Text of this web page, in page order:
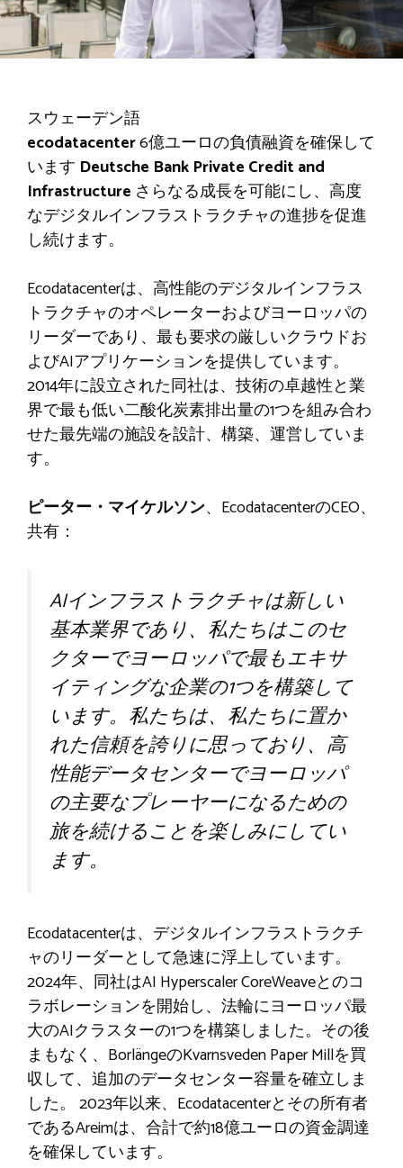
スウェーデン語
ecodatacenter6億ユーロの負債融資を確保して
います Deutsche Bank Private Credit and
Infrastructure さらなる成長を可能にし、高度
なデジタルインフラストラクチャの進捗を促進
し続けます。
Ecodatacenterは、高性能のデジタルインフラス
トラクチャのオペレーターおよびヨーロッパの
リーダーであり、最も要求の厳しいクラウドお
よびAIアプリケーションを提供しています。
2014年に設立された同社は、技術の卓越性と業
界で最も低い二酸化炭素排出量の1つを組み合わ
せた最先端の施設を設計、構築、運営していま
す。
ピーター・マイケルソン、EcodatacenterのCEO、
共有：
AIインフラストラクチャは新しい
基本業界であり、私たちはこのセ
クターでヨーロッパで最もエキサ
イティングな企業の1つを構築して
います。私たちは、私たちに置か
れた信頼を誇りに思っており、高
性能データセンターでヨーロッパ
の主要なプレーヤーになるための
旅を続けることを楽しみにしてい
ます。
Ecodatacenterは、デジタルインフラストラクチ
ャのリーダーとして急速に浮上しています。
2024年、同社はAI Hyperscaler CoreWeaveとのコ
ラボレーションを開始し、法輪にヨーロッパ最
大のAIクラスターの1つを構築しました。その後
まもなく、BorlängeのKvarnsveden Paper Millを買
収して、追加のデータセンター容量を確立しま
した。 2023年以来、Ecodatacenterとその所有者
であるAreimは、合計で約18億ユーロの資金調達
を確保しています。